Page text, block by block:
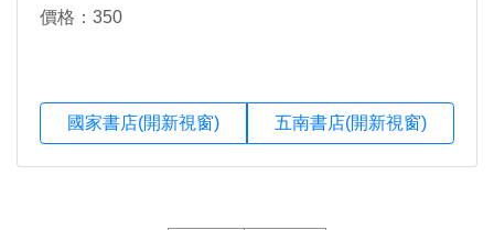
價格：350
國家書店(開新視窗) 五南書店(開新視窗)